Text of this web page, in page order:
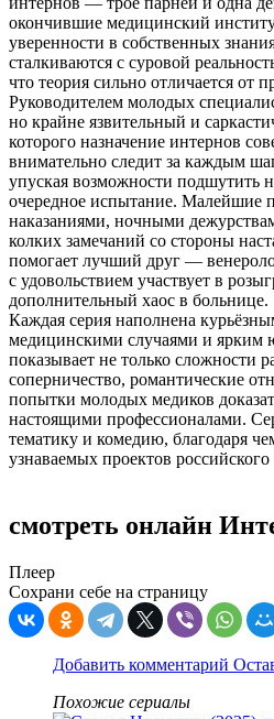
окончившие медицинский
уверенности в собственных
сталкиваются с суровой
что теория сильно отличается от
Руководителем молодых
но крайне язвительный и
которого назначение интернов
внимательно следит за каждым
упуская возможности подшутить
очередное испытание. Малейшие
наказаниями, ночными
колких замечаний со стороны
помогает лучший друг —
с удовольствием участвует в
дополнительный хаос в больнице.
Каждая серия наполнена
медицинскими случаями и
показывает не только сложности
соперничество, романтические
попытки молодых медиков
настоящими профессионалами.
тематику и комедию, благодаря
узнаваемых проектов российского
смотреть онлайн
Плеер
Сохрани себе на страницу
Добавить комментарий
Похожие сериалы